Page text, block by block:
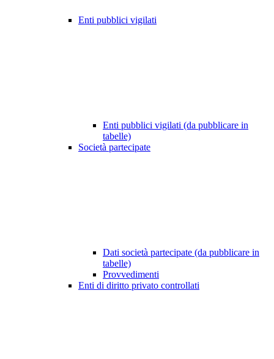
Enti pubblici vigilati
Enti pubblici vigilati (da pubblicare in
tabelle)
Società partecipate
Dati società partecipate (da pubblicare in
tabelle)
Provvedimenti
Enti di diritto privato controllati